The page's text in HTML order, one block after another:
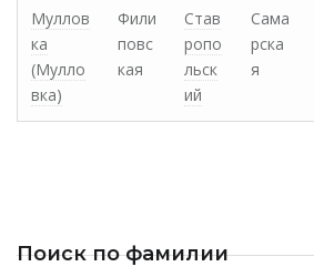
Муллов
ка
(Мулло
вка)
Фили
повс
кая
Став
ропо
льск
ий
Сама
рска
я
Поиск по фамилии